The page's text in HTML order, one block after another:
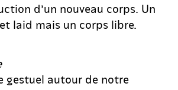
d’un nouveau corps. Un
laid mais un corps libre.
gestuel autour de notre